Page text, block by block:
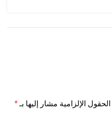
الحقول الإلزامية مشار إليها بـ *